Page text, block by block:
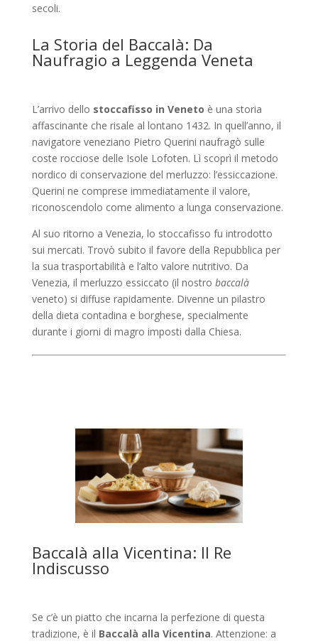
secoli.
La Storia del Baccalà: Da
Naufragio a Leggenda Veneta
L’arrivo dello stoccafisso in Veneto è una storia
affascinante che risale al lontano 1432. In quell’anno, il
navigatore veneziano Pietro Querini naufragò sulle
coste rocciose delle Isole Lofoten. Lì scoprì il metodo
nordico di conservazione del merluzzo: l’essiccazione.
Querini ne comprese immediatamente il valore,
riconoscendolo come alimento a lunga conservazione.
Al suo ritorno a Venezia, lo stoccafisso fu introdotto
sui mercati. Trovò subito il favore della Repubblica per
la sua trasportabilità e l’alto valore nutritivo. Da
Venezia, il merluzzo essiccato (il nostro baccalà
veneto) si diffuse rapidamente. Divenne un pilastro
della dieta contadina e borghese, specialmente
durante i giorni di magro imposti dalla Chiesa.
Baccalà alla Vicentina: Il Re
Indiscusso
Se c’è un piatto che incarna la perfezione di questa
tradizione, è il Baccalà alla Vicentina. Attenzione: a